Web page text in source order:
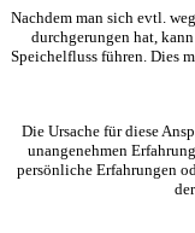
Nachdem man sich evtl.
durchgerungen hat,
Speichelfluss führen. Dies
Die Ursache für diese
unangenehmen
persönliche Erfahrungen